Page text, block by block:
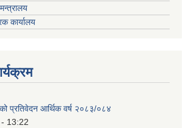
कार्यालय
प्रतिवेदन आर्थिक वर्ष २०८३/०८४
13:22